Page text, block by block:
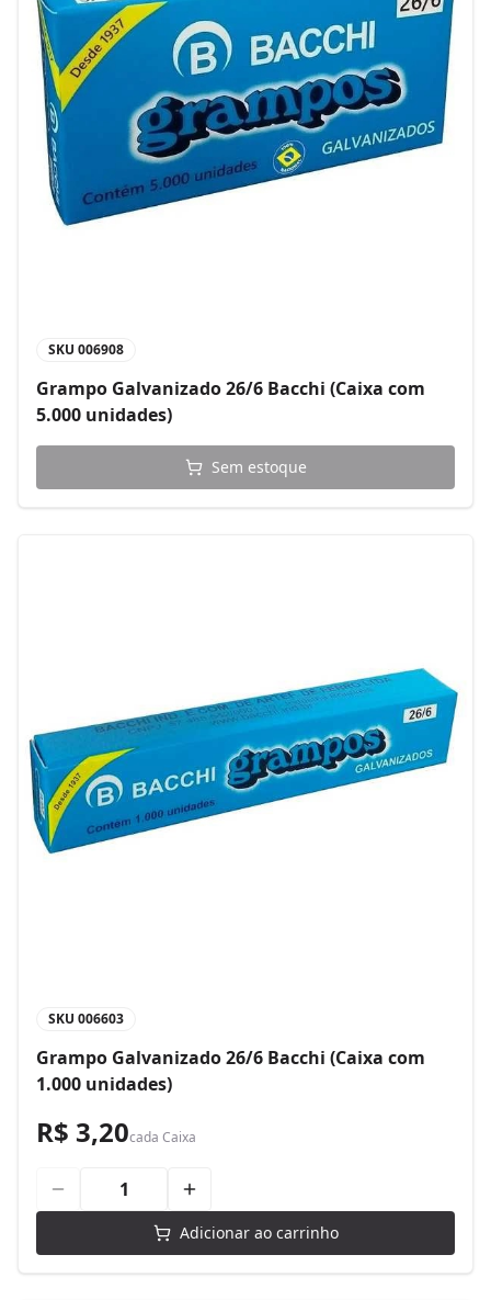
SKU 006908
Grampo Galvanizado 26/6 Bacchi (Caixa com
5.000 unidades)
Sem estoque
SKU 006603
Grampo Galvanizado 26/6 Bacchi (Caixa com
1.000 unidades)
R$ 3,20cada Caixa
Adicionar ao carrinho